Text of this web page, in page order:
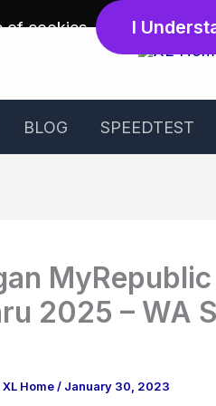
BLOG SPEEDTEST
2025 – WA
Home/ January 30, 2023
of cookies. I